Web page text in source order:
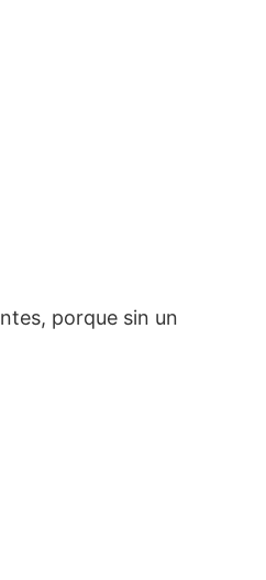
porque sin un